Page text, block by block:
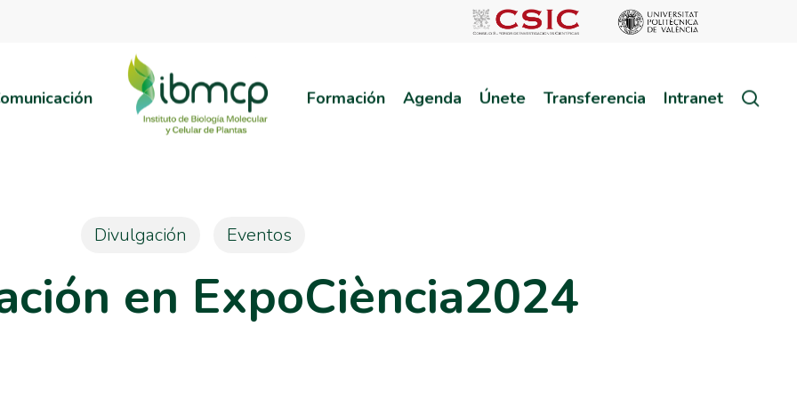
Formación Agenda Únete Transferencia Intranet
Divulgación Eventos
en ExpoCiència2024